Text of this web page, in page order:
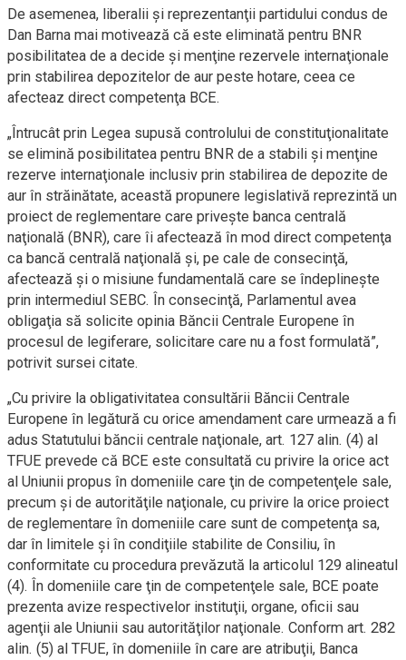
De asemenea, liberalii şi reprezentanţii partidului condus de
Dan Barna mai motivează că este eliminată pentru BNR
posibilitatea de a decide şi menţine rezervele internaţionale
prin stabilirea depozitelor de aur peste hotare, ceea ce
afecteaz direct competenţa BCE.
„Întrucât prin Legea supusă controlului de constituţionalitate
se elimină posibilitatea pentru BNR de a stabili şi menţine
rezerve internaţionale inclusiv prin stabilirea de depozite de
aur în străinătate, această propunere legislativă reprezintă un
proiect de reglementare care priveşte banca centrală
naţională (BNR), care îi afectează în mod direct competenţa
ca bancă centrală naţională şi, pe cale de consecinţă,
afectează şi o misiune fundamentală care se îndeplineşte
prin intermediul SEBC. În consecinţă, Parlamentul avea
obligaţia să solicite opinia Băncii Centrale Europene în
procesul de legiferare, solicitare care nu a fost formulată”,
potrivit sursei citate.
„Cu privire la obligativitatea consultării Băncii Centrale
Europene în legătură cu orice amendament care urmează a fi
adus Statutului băncii centrale naţionale, art. 127 alin. (4) al
TFUE prevede că BCE este consultată cu privire la orice act
al Uniunii propus în domeniile care ţin de competenţele sale,
precum şi de autorităţile naţionale, cu privire la orice proiect
de reglementare în domeniile care sunt de competenţa sa,
dar în limitele şi în condiţiile stabilite de Consiliu, în
conformitate cu procedura prevăzută la articolul 129 alineatul
(4). În domeniile care ţin de competenţele sale, BCE poate
prezenta avize respectivelor instituţii, organe, oficii sau
agenţii ale Uniunii sau autorităţilor naţionale. Conform art. 282
alin. (5) al TFUE, în domeniile în care are atribuţii, Banca